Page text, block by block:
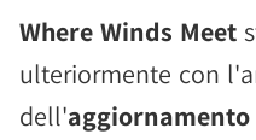
Where Winds Meet
ulteriormente con
dell'